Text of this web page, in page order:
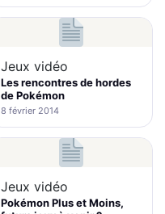
Jeux vidéo
Les rencontres de hordes
de Pokémon
8 février 2014
Jeux vidéo
Pokémon Plus et Moins,